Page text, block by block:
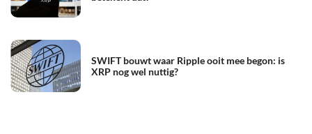
SWIFT bouwt waar Ripple ooit mee begon: is
XRP nog wel nuttig?